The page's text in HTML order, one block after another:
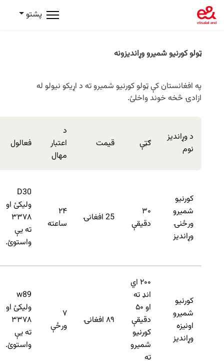
پشتو
ټولو کورنیو شمیرو وړاندیزونه
په افغانستان کې ټولو کورنیو شمیرو ته د اړیکو نیولو له
ازادۍ څخه خوند واخلئ.
فعالول
د
اعتبار
مهال
قیمت ګټې
د وړاندیز
نوم
D30
ولیکئ او
۳۳۷۸
ته یې
واستوئ.
۲۴
ساعته
25 افغانۍ
۳۰
دقیقې
کورنیو
شمیرو
ورځنۍ
وړاندیز
w89
ولیکئ او
۳۳۷۸
ته یې
واستوئ.
۷
ورځې
۸۹ افغانۍ
۲۰۰ اي
انډ ته
او ۵۰
دقیقې
کورنیو
شمیرو
ته
کورنیو
شمیرو
اونیزه
وړاندیز